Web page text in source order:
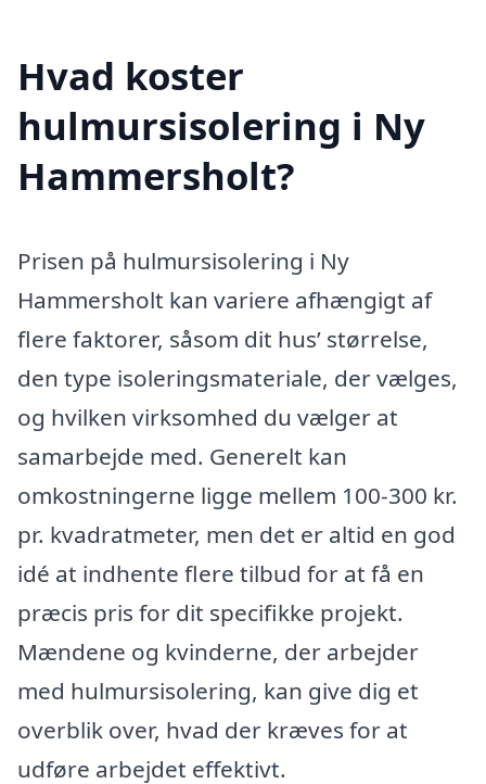
Hvad koster
hulmursisolering i Ny
Hammersholt?
Prisen på hulmursisolering i Ny
Hammersholt kan variere afhængigt af
flere faktorer, såsom dit hus’ størrelse,
den type isoleringsmateriale, der vælges,
og hvilken virksomhed du vælger at
samarbejde med. Generelt kan
omkostningerne ligge mellem 100-300 kr.
pr. kvadratmeter, men det er altid en god
idé at indhente flere tilbud for at få en
præcis pris for dit specifikke projekt.
Mændene og kvinderne, der arbejder
med hulmursisolering, kan give dig et
overblik over, hvad der kræves for at
udføre arbejdet effektivt.